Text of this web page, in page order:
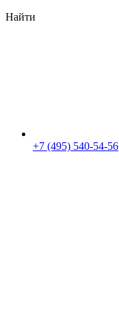
Найти
+7 (495) 540-54-56